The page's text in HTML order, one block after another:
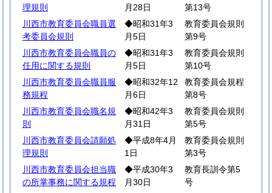
理規則
月28日
第13号
川西市教育委員会職員選
考委員会規則
◆昭和31年3
月5日
教育委員会規則
第9号
川西市教育委員会職員の
任用に関する規則
◆昭和31年3
月5日
教育委員会規則
第10号
川西市教育委員会職員服
務規程
◆昭和32年12
月6日
教育委員会規程
第8号
川西市教育委員会職名規
則
◆昭和42年3
月31日
教育委員会規則
第5号
川西市教育委員会請願処
理規則
◆平成8年4月
1日
教育委員会規則
第3号
川西市教育委員会担当職
の所掌事務に関する規程
◆平成30年3
月30日
教育長訓令第5
号